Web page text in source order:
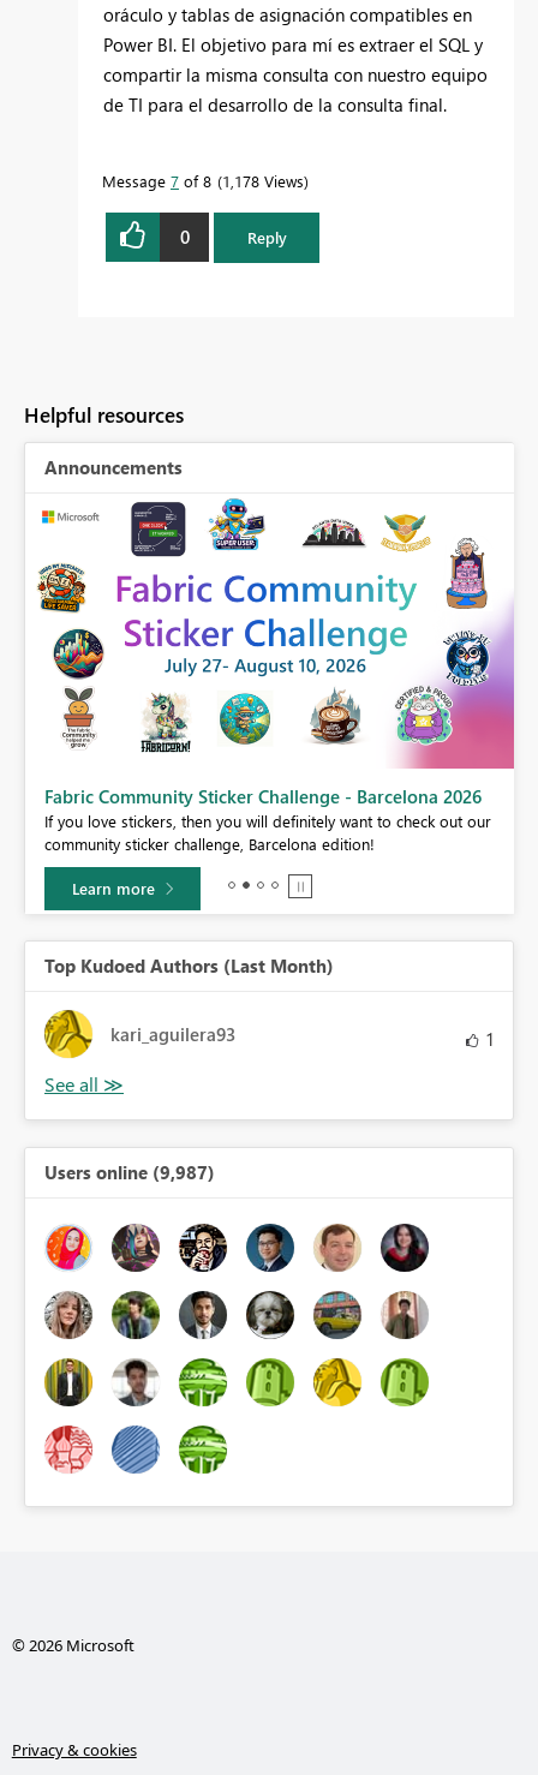
oráculo y tablas de asignación compatibles en
Power BI. El objetivo para mí es extraer el SQL y
compartir la misma consulta con nuestro equipo
de TI para el desarrollo de la consulta final.
Message 7 of 8 1,178 Views
0 Reply
Helpful resources
Announcements
Fabric Community Sticker Challenge - Barcelona 2026
If you love stickers, then you will definitely want to check out our
community sticker challenge, Barcelona edition!
Learn more
Top Kudoed Authors (Last Month)
kari_aguilera93 1
Users online (9,987)
© 2026 Microsoft
Privacy & cookies